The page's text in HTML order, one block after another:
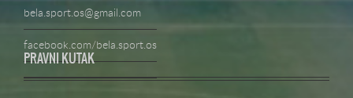
bela.sport.os@gmail.com
facebook.com/bela.sport.os
PRAVNI KUTAK